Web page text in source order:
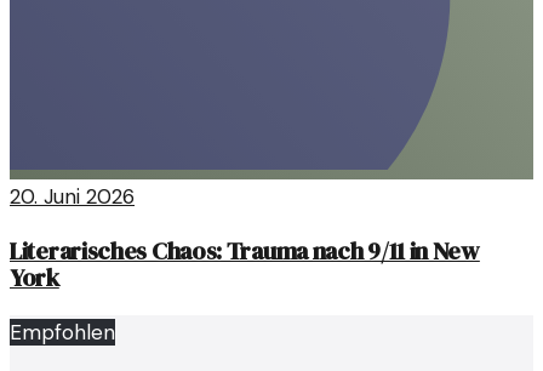
20. Juni 2026
Literarisches Chaos: Trauma nach 9/11 in New
York
Empfohlen